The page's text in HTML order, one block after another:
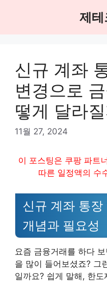
제테
신규 계좌
변경으로
떻게 달라
11월 27, 2024
이 포스팅은 쿠팡 파트
따른 일정액의 수
신규 계좌 통
개념과 필요성
요즘 금융거래를 하다 보
을 많이 들어보셨죠? 그
일까요? 쉽게 말해, 한